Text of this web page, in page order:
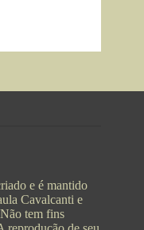
e é mantido
Cavalcanti e
tem fins